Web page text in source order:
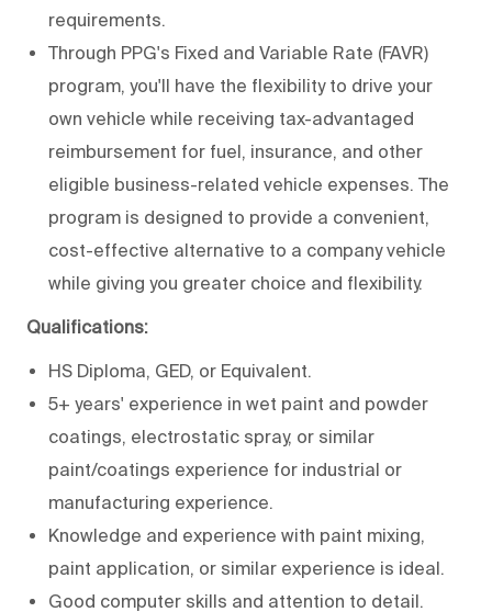
requirements.
Through PPG's Fixed and Variable Rate (FAVR)
program, you'll have the flexibility to drive your
own vehicle while receiving tax-advantaged
reimbursement for fuel, insurance, and other
eligible business-related vehicle expenses. The
program is designed to provide a convenient,
cost-effective alternative to a company vehicle
while giving you greater choice and flexibility.
Qualifications:
HS Diploma, GED, or Equivalent.
5+ years' experience in wet paint and powder
coatings, electrostatic spray, or similar
paint/coatings experience for industrial or
manufacturing experience.
Knowledge and experience with paint mixing,
paint application, or similar experience is ideal.
Good computer skills and attention to detail.